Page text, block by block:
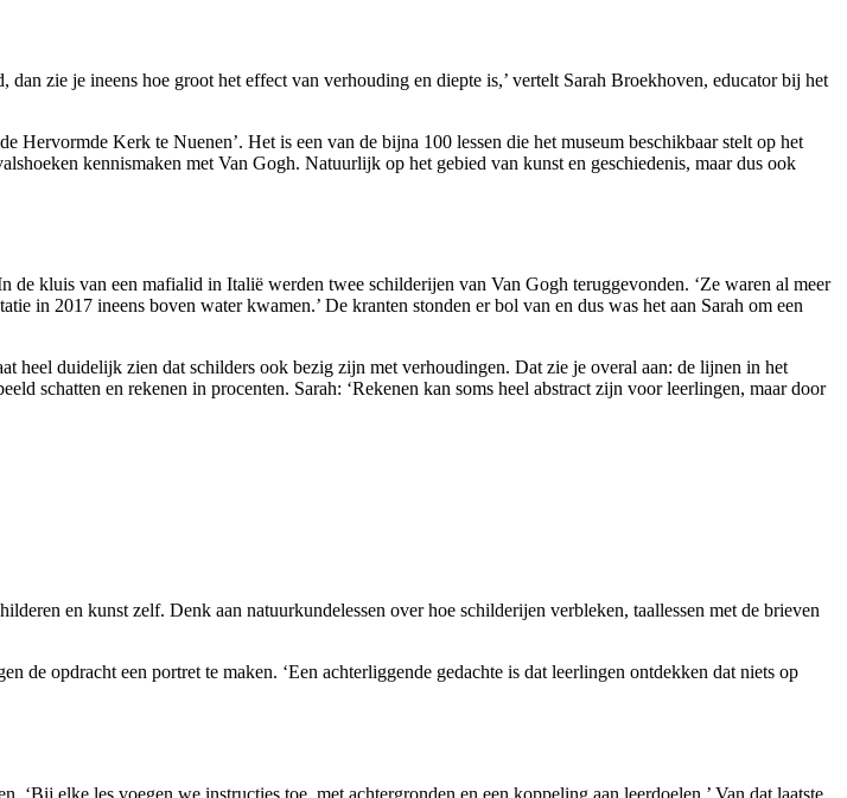
zie je ineens hoe groot het effect van verhouding en diepte is,’ vertelt Sarah Broekhoven, educator bij het
Hervormde Kerk te Nuenen’. Het is een van de bijna 100 lessen die het museum beschikbaar stelt op het
kennismaken met Van Gogh. Natuurlijk op het gebied van kunst en geschiedenis, maar dus ook
kluis van een mafialid in Italië werden twee schilderijen van Van Gogh teruggevonden. ‘Ze waren al meer
in 2017 ineens boven water kwamen.’ De kranten stonden er bol van en dus was het aan Sarah om een
heel duidelijk zien dat schilders ook bezig zijn met verhoudingen. Dat zie je overal aan: de lijnen in het
schatten en rekenen in procenten. Sarah: ‘Rekenen kan soms heel abstract zijn voor leerlingen, maar door
en kunst zelf. Denk aan natuurkundelessen over hoe schilderijen verbleken, taallessen met de brieven
opdracht een portret te maken. ‘Een achterliggende gedachte is dat leerlingen ontdekken dat niets op
elke les voegen we instructies toe, met achtergronden en een koppeling aan leerdoelen.’ Van dat laatste